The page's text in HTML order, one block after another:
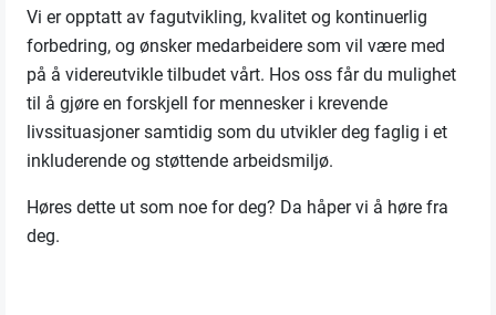
Vi er opptatt av fagutvikling, kvalitet og kontinuerlig
forbedring, og ønsker medarbeidere som vil være med
på å videreutvikle tilbudet vårt. Hos oss får du mulighet
til å gjøre en forskjell for mennesker i krevende
livssituasjoner samtidig som du utvikler deg faglig i et
inkluderende og støttende arbeidsmiljø.
Høres dette ut som noe for deg? Da håper vi å høre fra
deg.